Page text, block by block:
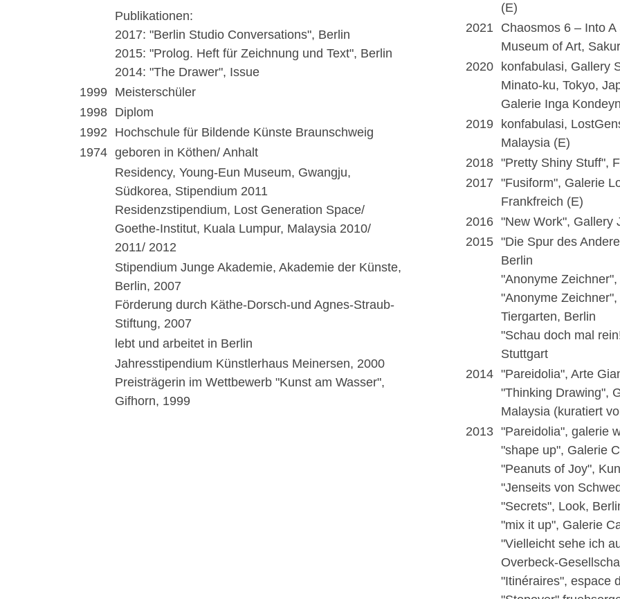
Publikationen:
2017: "Berlin Studio Conversations", Berlin
2015: "Prolog. Heft für Zeichnung und Text", Berlin
2014: "The Drawer", Issue
1999 Meisterschüler
1998 Diplom
1992
Hochschule für Bildende Künste Braunschweig
1974 geboren in Köthen/ Anhalt
Residency, Young-Eun Museum, Gwangju,
Südkorea, Stipendium 2011
Residenzstipendium, Lost Generation Space/
Goethe-Institut, Kuala Lumpur, Malaysia 2010/
2011/ 2012
Stipendium Junge Akademie, Akademie der Künste,
Berlin, 2007
Förderung durch Käthe-Dorsch-und Agnes-Straub-
Stiftung, 2007
lebt und arbeitet in Berlin
Jahresstipendium Künstlerhaus Meinersen, 2000
Preisträgerin im Wettbewerb "Kunst am Wasser",
Gifhorn, 1999
(E)
2021 Chaosmos 6 – Into
Museum of Art,
2020
konfabulasi, Gallery
Minato-ku, Tokyo,
Galerie Inga
2019
konfabulasi,
Malaysia (E)
2018 "Pretty Shiny Stuff",
2017 "Fusiform", Galerie
Frankfreich (E)
2016 "New Work", Gallery
2015 "Die Spur des
Berlin
"Anonyme
"Anonyme
Tiergarten, Berlin
"Schau doch mal
Stuttgart
2014 "Pareidolia", Arte
"Thinking Drawing",
Malaysia (kuratiert
2013 "Pareidolia", galerie
"shape up", Galerie
"Peanuts of Joy",
"Jenseits von
"Secrets", Look,
"mix it up", Galerie
"Vielleicht sehe ich
Overbeck-
"Itinéraires", espace